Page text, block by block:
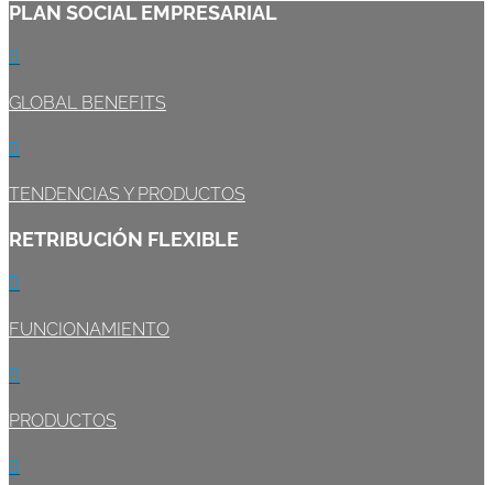
PLAN SOCIAL EMPRESARIAL

GLOBAL BENEFITS

TENDENCIAS Y PRODUCTOS
RETRIBUCIÓN FLEXIBLE

FUNCIONAMIENTO

PRODUCTOS
